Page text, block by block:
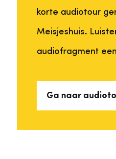
korte audiotour
Meisjeshuis.
audiofragment
Ga naar